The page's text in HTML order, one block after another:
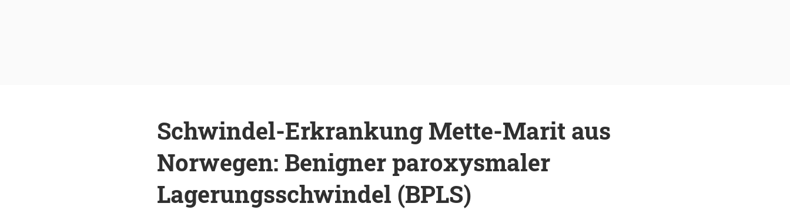
Schwindel-Erkrankung Mette-Marit aus
Norwegen: Benigner paroxysmaler
Lagerungsschwindel (BPLS)